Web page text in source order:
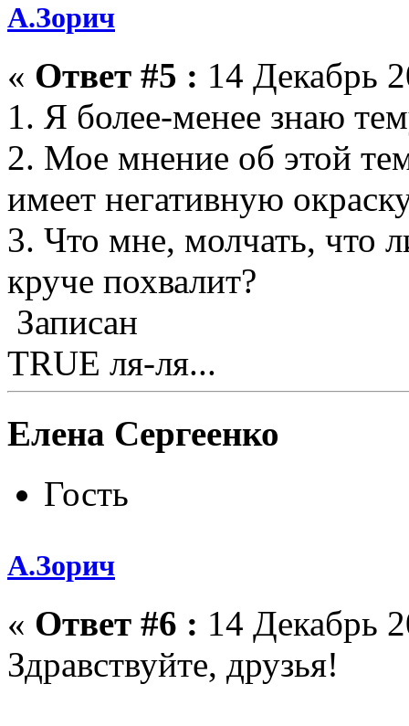
А.Зорич
« Ответ #5 : 14 Декабрь
1. Я более-менее знаю
2. Мое мнение об этой
имеет негативную
3. Что мне, молчать, что
круче похвалит?
Записан
TRUE ля-ля...
Елена Сергеенко
Гость
А.Зорич
« Ответ #6 : 14 Декабрь
Здравствуйте, друзья!